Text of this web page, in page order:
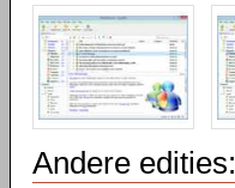
Andere edities: